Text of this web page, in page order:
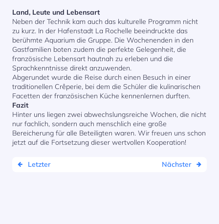
Land, Leute und Lebensart
Neben der Technik kam auch das kulturelle Programm nicht
zu kurz. In der Hafenstadt La Rochelle beeindruckte das
berühmte Aquarium die Gruppe. Die Wochenenden in den
Gastfamilien boten zudem die perfekte Gelegenheit, die
französische Lebensart hautnah zu erleben und die
Sprachkenntnisse direkt anzuwenden.
Abgerundet wurde die Reise durch einen Besuch in einer
traditionellen Crêperie, bei dem die Schüler die kulinarischen
Facetten der französischen Küche kennenlernen durften.
Fazit
Hinter uns liegen zwei abwechslungsreiche Wochen, die nicht
nur fachlich, sondern auch menschlich eine große
Bereicherung für alle Beteiligten waren. Wir freuen uns schon
jetzt auf die Fortsetzung dieser wertvollen Kooperation!
Letzter Nächster